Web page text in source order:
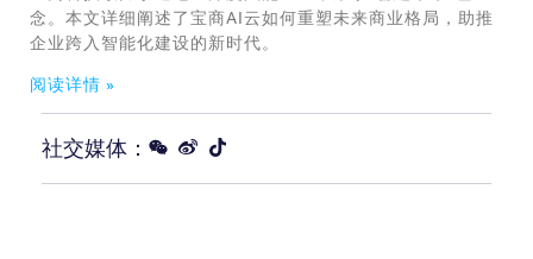
念。本文详细阐述了宝商AI云如何重塑未来商业格局，助推
企业跨入智能化建设的新时代。
阅读详情 »
社交媒体：